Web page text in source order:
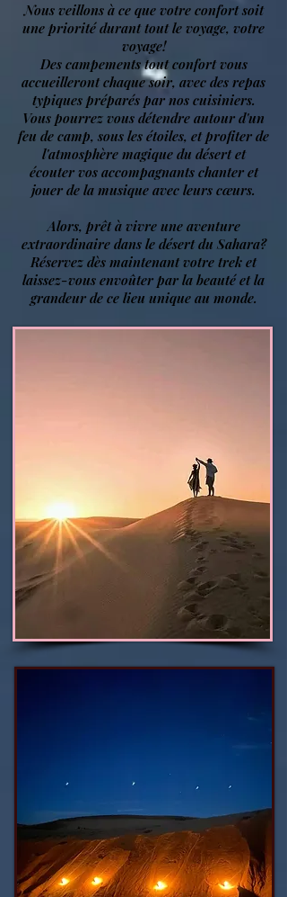
Nous veillons à ce que votre confort soit
une priorité durant tout le voyage, votre
voyage!
Des campements tout confort vous
accueilleront chaque soir, avec des repas
typiques préparés par nos cuisiniers.
Vous pourrez vous détendre autour d'un
feu de camp, sous les étoiles, et profiter de
l'atmosphère magique du désert et
écouter vos accompagnants chanter et
jouer de la musique avec leurs cœurs.
Alors, prêt à vivre une aventure
extraordinaire dans le désert du Sahara?
Réservez dès maintenant votre trek et
laissez-vous envoûter par la beauté et la
grandeur de ce lieu unique au monde.